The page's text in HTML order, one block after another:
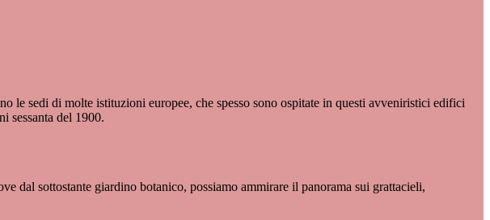
le sedi di molte istituzioni europee, che spesso sono ospitate in questi avveniristici edifici
sessanta del 1900.
dal sottostante giardino botanico, possiamo ammirare il panorama sui grattacieli,